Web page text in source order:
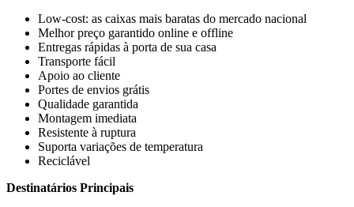
Low-cost: as caixas mais baratas do mercado nacional
Melhor preço garantido online e offline
Entregas rápidas à porta de sua casa
Transporte fácil
Apoio ao cliente
Portes de envios grátis
Qualidade garantida
Montagem imediata
Resistente à ruptura
Suporta variações de temperatura
Reciclável
Destinatários Principais